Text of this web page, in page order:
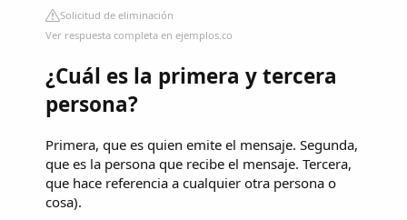
Solicitud de eliminación
Ver respuesta completa en ejemplos.co
¿Cuál es la primera y tercera
persona?
Primera, que es quien emite el mensaje. Segunda,
que es la persona que recibe el mensaje. Tercera,
que hace referencia a cualquier otra persona o
cosa).